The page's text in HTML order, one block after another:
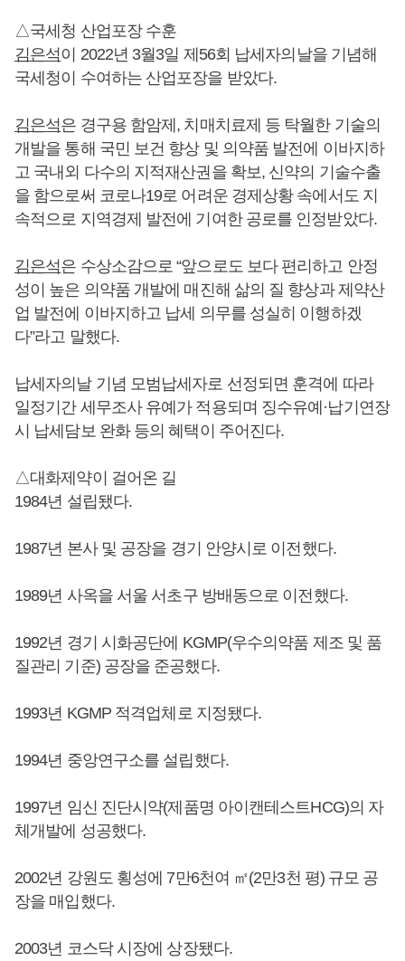
△국세청 산업포장 수훈
김은석이 2022년 3월3일 제56회 납세자의날을 기념해
국세청이 수여하는 산업포장을 받았다.
김은석은 경구용 함암제, 치매치료제 등 탁월한 기술의
개발을 통해 국민 보건 향상 및 의약품 발전에 이바지하
고 국내외 다수의 지적재산권을 확보, 신약의 기술수출
을 함으로써 코로나19로 어려운 경제상황 속에서도 지
속적으로 지역경제 발전에 기여한 공로를 인정받았다.
김은석은 수상소감으로 “앞으로도 보다 편리하고 안정
성이 높은 의약품 개발에 매진해 삶의 질 향상과 제약산
업 발전에 이바지하고 납세 의무를 성실히 이행하겠
다”라고 말했다.
납세자의날 기념 모범납세자로 선정되면 훈격에 따라
일정기간 세무조사 유예가 적용되며 징수유예·납기연장
시 납세담보 완화 등의 혜택이 주어진다.
△대화제약이 걸어온 길
1984년 설립됐다.
1987년 본사 및 공장을 경기 안양시로 이전했다.
1989년 사옥을 서울 서초구 방배동으로 이전했다.
1992년 경기 시화공단에 KGMP(우수의약품 제조 및 품
질관리 기준) 공장을 준공했다.
1993년 KGMP 적격업체로 지정됐다.
1994년 중앙연구소를 설립했다.
1997년 임신 진단시약(제품명 아이캔테스트HCG)의 자
체개발에 성공했다.
2002년 강원도 횡성에 7만6천여 ㎡(2만3천 평) 규모 공
장을 매입했다.
2003년 코스닥 시장에 상장됐다.